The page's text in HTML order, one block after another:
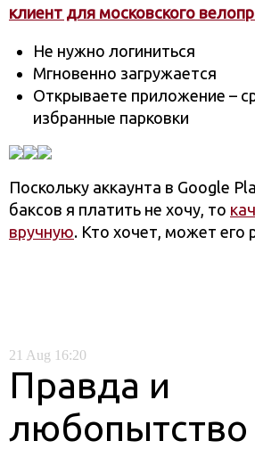
клиент для московского
Не нужно логиниться
Мгновенно загружается
Открываете приложение –
избранные парковки
Поскольку аккаунта в Google
баксов я платить не хочу, то
вручную. Кто хочет, может его
21 Aug 16:20
Правда и
любопытство